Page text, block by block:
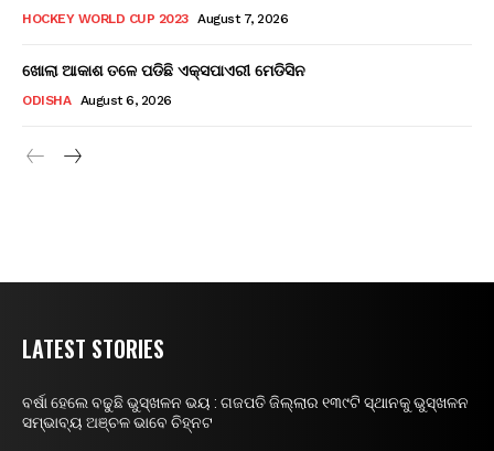
HOCKEY WORLD CUP 2023 August 7, 2026
ଖୋଲା ଆକାଶ ତଳେ ପଡିଛି ଏକ୍ସପାଏରୀ ମେଡିସିନ
ODISHA August 6, 2026
LATEST STORIES
ବର୍ଷା ହେଲେ ବଢୁଛି ଭୁସ୍ଖଳନ ଭୟ : ଗଜପତି ଜିଲ୍ଲାର ୧୩୯ଟି ସ୍ଥାନକୁ ଭୁସ୍ଖଳନ
ସମ୍ଭାବ୍ୟ ଅଞ୍ଚଳ ଭାବେ ଚିହ୍ନଟ